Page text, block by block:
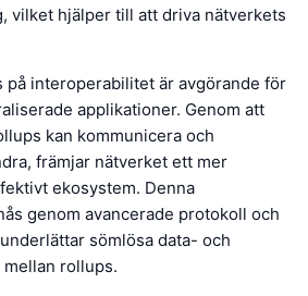
vilket hjälper till att driva nätverkets
på interoperabilitet är avgörande för
applikationer. Genom att
kan kommunicera och
främjar nätverket ett mer
ekosystem. Denna
genom avancerade protokoll och
sömlösa data- och
rollups.